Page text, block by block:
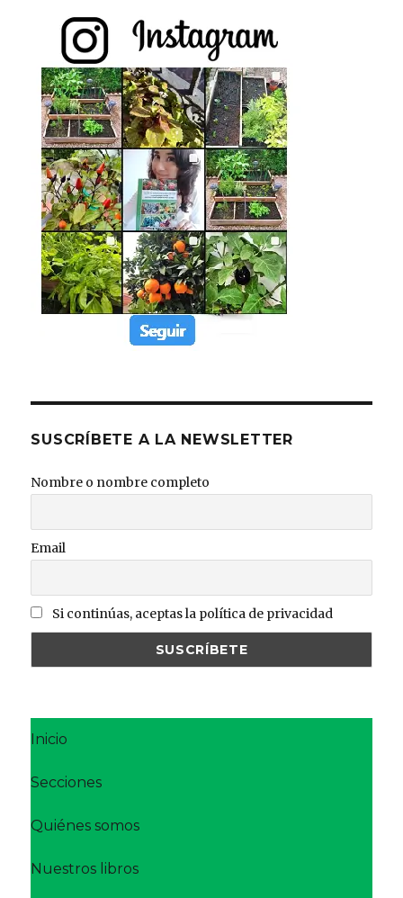
SUSCRÍBETE A LA NEWSLETTER
Nombre o nombre completo
Email
Si continúas, aceptas la política de privacidad
Inicio
Secciones
Quiénes somos
Nuestros libros